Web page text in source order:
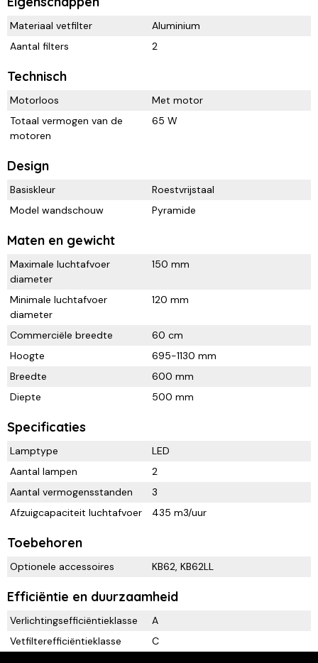
Materiaal vetfilter
Aluminium
Aantal filters
2
Technisch
Motorloos
Met motor
Totaal vermogen van de
motoren
65 W
Design
Basiskleur
Roestvrijstaal
Model wandschouw
Pyramide
Maten en gewicht
Maximale luchtafvoer
diameter
150 mm
Minimale luchtafvoer
diameter
120 mm
Commerciële breedte
60 cm
Hoogte
695-1130 mm
Breedte
600 mm
Diepte
500 mm
Specificaties
Lamptype
LED
Aantal lampen
2
Aantal vermogensstanden
3
Afzuigcapaciteit luchtafvoer
435 m3/uur
Toebehoren
Optionele accessoires KB62, KB62LL
Efficiëntie en duurzaamheid
Verlichtingsefficiëntieklasse
A
Vetfilterefficiëntieklasse
C